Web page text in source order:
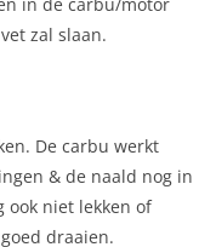
zal slaan.
De carbu werkt
& de naald nog in
ook niet lekken of
draaien.